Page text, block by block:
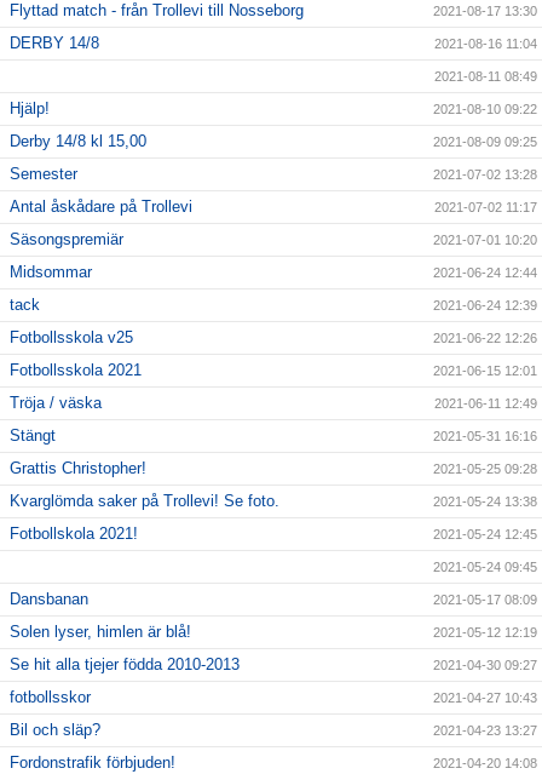
Flyttad match - från Trollevi till Nosseborg 2021-08-17 13:30
DERBY 14/8 2021-08-16 11:04
2021-08-11 08:49
Hjälp! 2021-08-10 09:22
Derby 14/8 kl 15,00 2021-08-09 09:25
Semester 2021-07-02 13:28
Antal åskådare på Trollevi 2021-07-02 11:17
Säsongspremiär 2021-07-01 10:20
Midsommar 2021-06-24 12:44
tack 2021-06-24 12:39
Fotbollsskola v25 2021-06-22 12:26
Fotbollsskola 2021 2021-06-15 12:01
Tröja / väska 2021-06-11 12:49
Stängt 2021-05-31 16:16
Grattis Christopher! 2021-05-25 09:28
Kvarglömda saker på Trollevi! Se foto. 2021-05-24 13:38
Fotbollskola 2021! 2021-05-24 12:45
2021-05-24 09:45
Dansbanan 2021-05-17 08:09
Solen lyser, himlen är blå! 2021-05-12 12:19
Se hit alla tjejer födda 2010-2013 2021-04-30 09:27
fotbollsskor 2021-04-27 10:43
Bil och släp? 2021-04-23 13:27
Fordonstrafik förbjuden! 2021-04-20 14:08